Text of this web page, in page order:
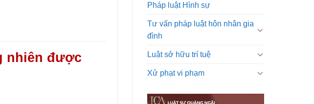
nhiên được
Pháp luật Hình sự
Tư vấn pháp luật hôn nhân gia
đình
Luật sở hữu trí tuệ
Xử phạt vi phạm